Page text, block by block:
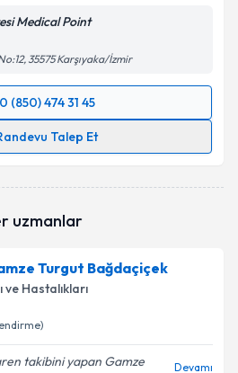
Medical Point
35575 Karşıyaka/İzmir
0 (850) 474 31 45
Talep Et
Talebi
randevu almanız için bir
işlenmesine ilişkin
ve kişisel verilerimin belirtilen
kabul ediyorum.
uzmanlar
Turgut Bağdaçiçek
ve Hastalıkları
takibini yapan Gamze
Devamı